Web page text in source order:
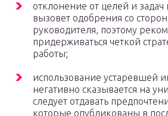
отклонение от целей и задач
вызовет одобрения со
руководителя, поэтому
придерживаться четкой
работы;
использование устаревшей
негативно сказывается на
следует отдавать
которые опубликованы в